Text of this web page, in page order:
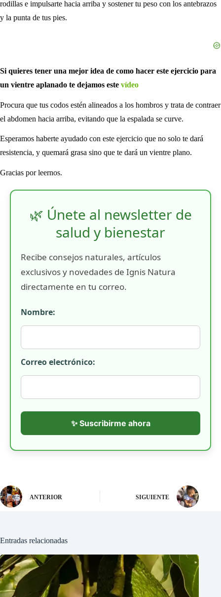
rodillas e impulsarte hacia arriba y sostener tu peso con los antebrazos
y la punta de tus pies.
Si quieres tener una mejor idea de como hacer este ejercicio para
un vientre aplanado te dejamos este vídeo
Procura que tus codos estén alineados a los hombros y trata de contraer
el abdomen hacia arriba, evitando que la espalada se curve.
Esperamos haberte ayudado con este ejercicio que no solo te dará
resistencia, y quemará grasa sino que te dará un vientre plano.
Gracias por leernos.
🌿 Únete al newsletter de
salud y bienestar
Recibe consejos naturales, artículos
exclusivos y novedades de Ignis Natura
directamente en tu correo.
Nombre:
Correo electrónico:
✨ Suscribirme ahora
ANTERIOR SIGUIENTE
Entradas relacionadas